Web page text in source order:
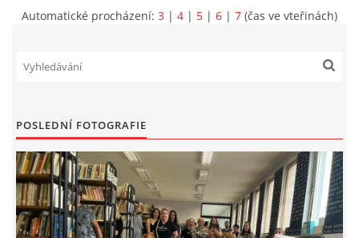
"KNIHOBUDKY"
E-KNIHY DO KAŽDÉ KNIHOVNY
GRANTY A DOTACE
Automatické procházení: 3 | 4 | 5 | 6 | 7 (čas ve vteřinách)
POSLEDNÍ FOTOGRAFIE